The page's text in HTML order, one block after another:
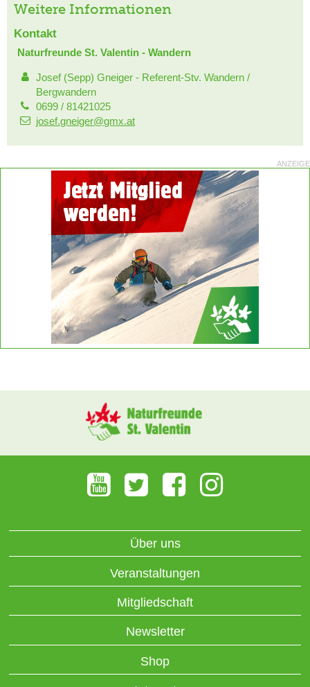
Weitere Informationen
Kontakt
Naturfreunde St. Valentin - Wandern
Josef (Sepp) Gneiger - Referent-Stv. Wandern /
Bergwandern
0699 / 81421025
josef.gneiger@gmx.at
ANZEIGE
Über uns
Veranstaltungen
Mitgliedschaft
Newsletter
Shop